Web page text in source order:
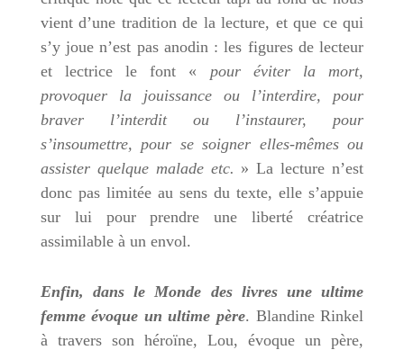
vient d’une tradition de la lecture, et que ce qui
s’y joue n’est pas anodin : les figures de lecteur
et lectrice le font « pour éviter la mort,
provoquer la jouissance ou l’interdire, pour
braver l’interdit ou l’instaurer, pour
s’insoumettre, pour se soigner elles-mêmes ou
assister quelque malade etc. » La lecture n’est
donc pas limitée au sens du texte, elle s’appuie
sur lui pour prendre une liberté créatrice
assimilable à un envol.
Enfin, dans le Monde des livres une ultime
femme évoque un ultime père. Blandine Rinkel
à travers son héroïne, Lou, évoque un père,